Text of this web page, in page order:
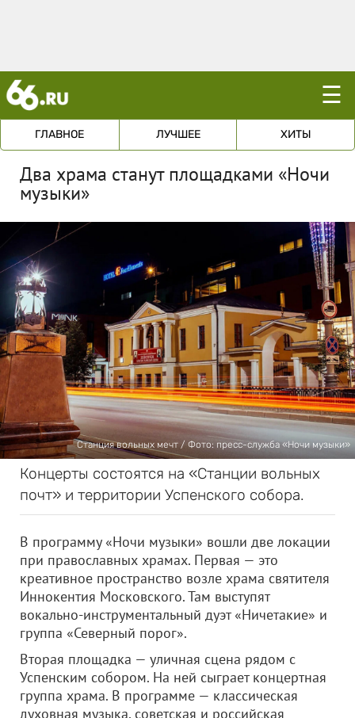
☰
ГЛАВНОЕ ЛУЧШЕЕ ХИТЫ
Два храма станут площадками «Ночи
музыки»
Станция вольных мечт / Фото: пресс-служба «Ночи музыки»
Концерты состоятся на «Станции вольных
почт» и территории Успенского собора.
В программу «Ночи музыки» вошли две локации
при православных храмах. Первая — это
креативное пространство возле храма святителя
Иннокентия Московского. Там выступят
вокально-инструментальный дуэт «Ничетакие» и
группа «Северный порог».
Вторая площадка — уличная сцена рядом с
Успенским собором. На ней сыграет концертная
группа храма. В программе — классическая
духовная музыка, советская и российская